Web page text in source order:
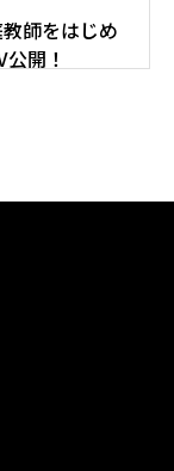
教師をはじめ
開！
師をはじめ
しました。
師をはじめ